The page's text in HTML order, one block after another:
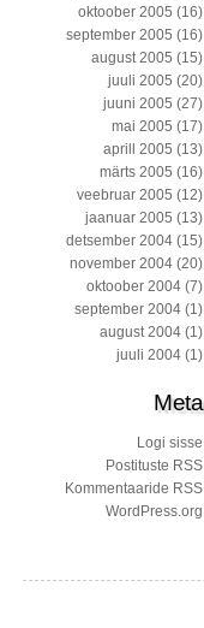
oktoober 2005 (16)
september 2005 (16)
august 2005 (15)
juuli 2005 (20)
juuni 2005 (27)
mai 2005 (17)
aprill 2005 (13)
märts 2005 (16)
veebruar 2005 (12)
jaanuar 2005 (13)
detsember 2004 (15)
november 2004 (20)
oktoober 2004 (7)
september 2004 (1)
august 2004 (1)
juuli 2004 (1)
Meta
Logi sisse
Postituste RSS
Kommentaaride RSS
WordPress.org